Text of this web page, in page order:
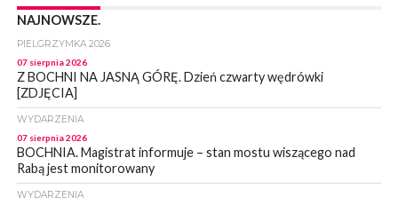
NAJNOWSZE.
PIELGRZYMKA 2026
07 sierpnia 2026
Z BOCHNI NA JASNĄ GÓRĘ. Dzień czwarty wędrówki
[ZDJĘCIA]
WYDARZENIA
07 sierpnia 2026
BOCHNIA. Magistrat informuje – stan mostu wiszącego nad
Rabą jest monitorowany
WYDARZENIA